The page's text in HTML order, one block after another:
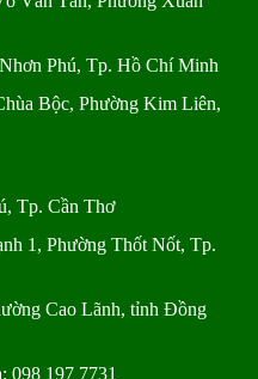
Phú, Tp. Hồ Chí Minh
Bộc, Phường Kim Liên,
Tp. Cần Thơ
1, Phường Thốt Nốt, Tp.
Cao Lãnh, tỉnh Đồng
: 098 197 7731